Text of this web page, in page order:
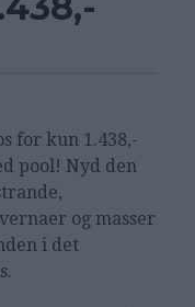
for kun 1.438,-
pool! Nyd den
og masser
i det